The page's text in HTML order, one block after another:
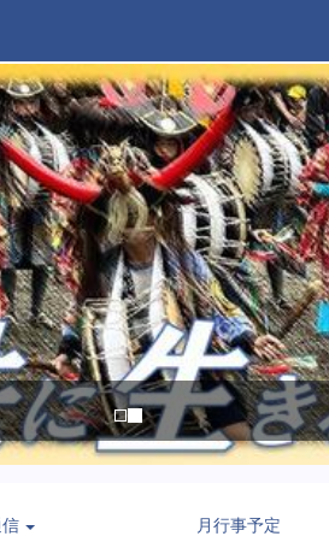
月行事予定